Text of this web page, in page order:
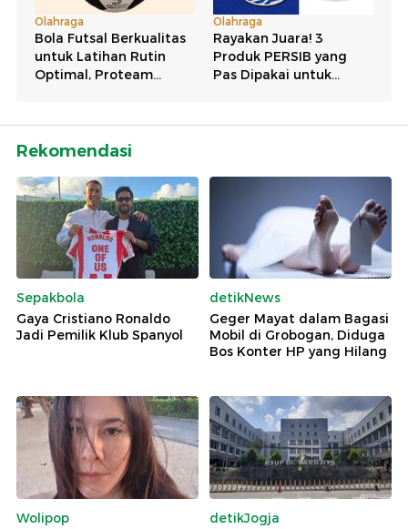
Rekomendasi
Sepakbola
Gaya Cristiano Ronaldo
Jadi Pemilik Klub Spanyol
detikNews
Geger Mayat dalam Bagasi
Mobil di Grobogan, Diduga
Bos Konter HP yang Hilang
Wolipop
detikJogja